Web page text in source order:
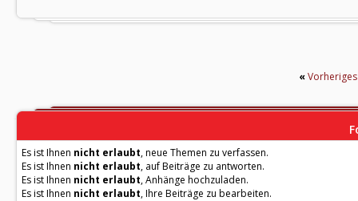
«
Es ist Ihnen nicht erlaubt, neue Themen zu verfassen.
Es ist Ihnen nicht erlaubt, auf Beiträge zu antworten.
Es ist Ihnen nicht erlaubt, Anhänge hochzuladen.
Es ist Ihnen nicht erlaubt, Ihre Beiträge zu bearbeiten.